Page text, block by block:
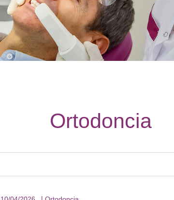
Ortodoncia